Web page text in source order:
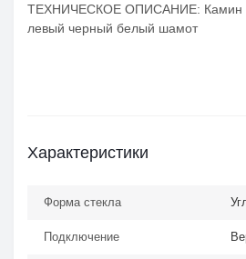
ТЕХНИЧЕСКОЕ ОПИСАНИЕ: Камин
левый черный белый шамот
Характеристики
Форма стекла
Подключение